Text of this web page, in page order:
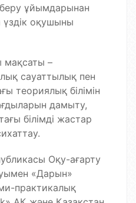
беру ұйымдарынан
үздік оқушыны
мақсаты –
сауаттылық пен
теориялық білімін
дамыту,
білімді жастар
Оқу-ағарту
«Дарын»
практикалық